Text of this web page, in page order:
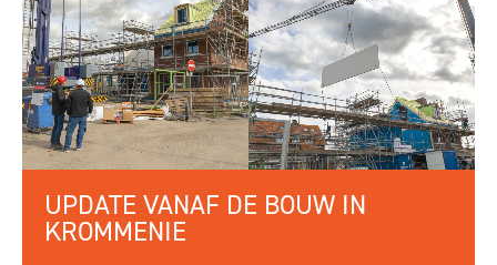
UPDATE VANAF DE BOUW IN
KROMMENIE